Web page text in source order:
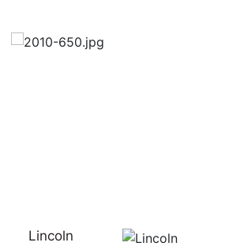
Lincoln